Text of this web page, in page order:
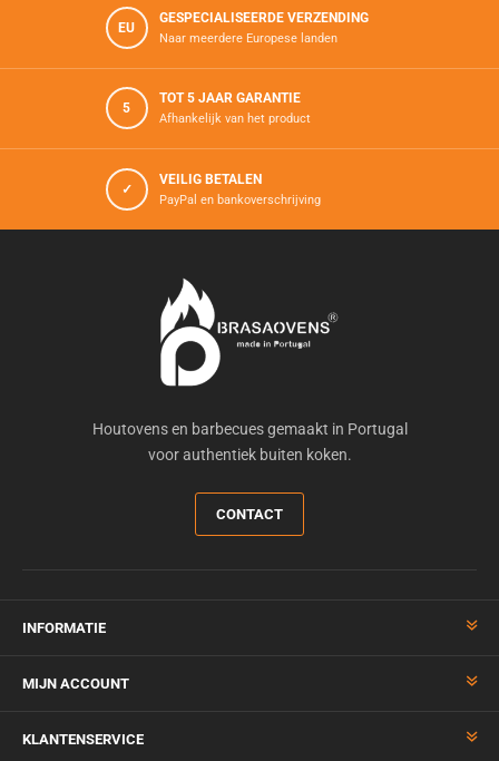
EU
GESPECIALISEERDE VERZENDING
Naar meerdere Europese landen
5
TOT 5 JAAR GARANTIE
Afhankelijk van het product
✓
VEILIG BETALEN
PayPal en bankoverschrijving
Houtovens en barbecues gemaakt in Portugal
voor authentiek buiten koken.
CONTACT
INFORMATIE
MIJN ACCOUNT
KLANTENSERVICE